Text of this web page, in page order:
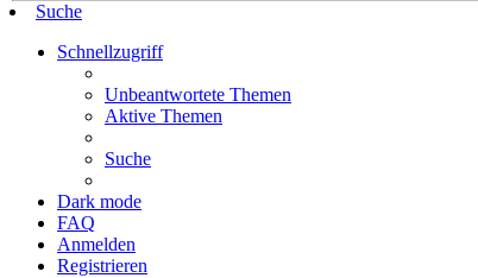
Suche
Schnellzugriff
Unbeantwortete Themen
Aktive Themen
Suche
Dark mode
FAQ
Anmelden
Registrieren